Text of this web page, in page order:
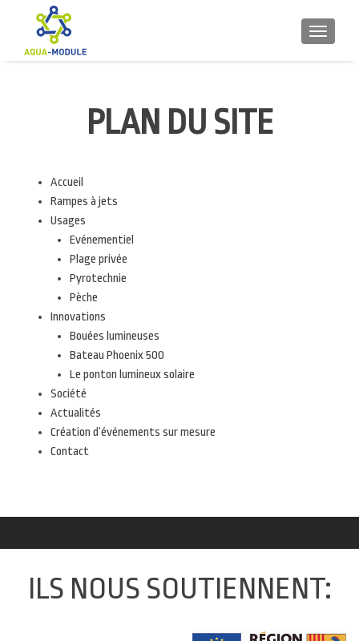
PLAN DU SITE
Accueil
Rampes à jets
Usages
Evénementiel
Plage privée
Pyrotechnie
Pèche
Innovations
Bouées lumineuses
Bateau Phoenix 500
Le ponton lumineux solaire
Société
Actualités
Création d’événements sur mesure
Contact
ILS NOUS SOUTIENNENT: